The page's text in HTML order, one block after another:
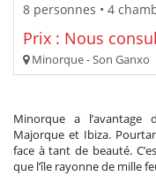
8 personnes • 4
Prix : Nous
Minorque - Son Ganxo
Minorque a l’avantage
Majorque et Ibiza.
face à tant de beauté.
que l’île rayonne de mille